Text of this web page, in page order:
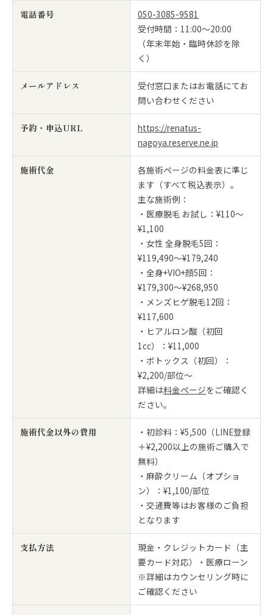
電話番号
050-3085-9581
受付時間：11:00〜20:00
（年末年始・臨時休診を除
く）
メールアドレス
受付窓口またはお電話にてお
問い合わせください
予約・申込URL
https://renatus-
nagoya.reserve.ne.jp
施術代金
各施術ページの料金表に準じ
ます（すべて税込表示）。
主な施術例：
・医療脱毛 お試し：¥110〜
¥1,100
・女性 全身脱毛5回：
¥119,490〜¥179,240
・全身+VIO+顔5回：
¥179,300〜¥268,950
・メンズヒゲ脱毛12回：
¥117,600
・ヒアルロン酸（初回
1cc）：¥11,000
・ボトックス（初回）：
¥2,200/部位〜
詳細は料金ページをご確認く
ださい。
施術代金以外の費用
・初診料：¥5,500（LINE登録
＋¥2,200以上の施術ご購入で
無料）
・麻酔クリーム（オプショ
ン）：¥1,100/部位
・交通費等はお客様のご負担
となります
支払方法
現金・クレジットカード（主
要カード対応）・医療ローン
※詳細はカウンセリング時に
ご確認ください